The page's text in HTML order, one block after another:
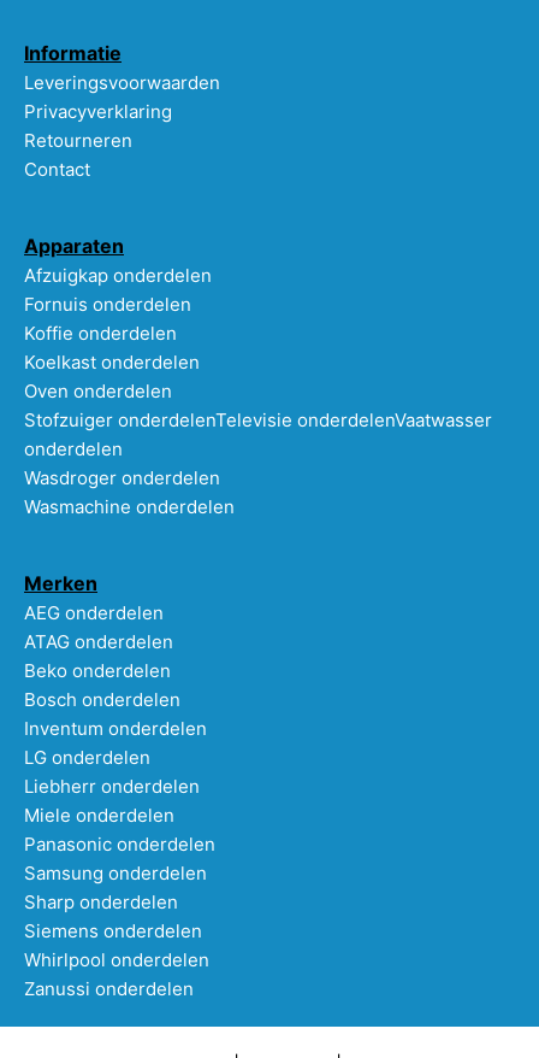
Informatie
Leveringsvoorwaarden
Privacyverklaring
Retourneren
Contact
Apparaten
Afzuigkap onderdelen
Fornuis onderdelen
Koffie onderdelen
Koelkast onderdelen
Oven onderdelen
Stofzuiger onderdelenTelevisie onderdelenVaatwasser
onderdelen
Wasdroger onderdelen
Wasmachine onderdelen
Merken
AEG onderdelen
ATAG onderdelen
Beko onderdelen
Bosch onderdelen
Inventum onderdelen
LG onderdelen
Liebherr onderdelen
Miele onderdelen
Panasonic onderdelen
Samsung onderdelen
Sharp onderdelen
Siemens onderdelen
Whirlpool onderdelen
Zanussi onderdelen